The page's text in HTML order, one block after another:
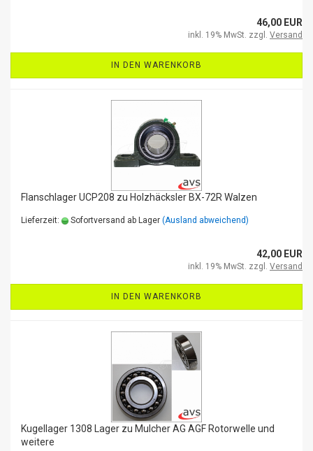
46,00 EUR
inkl. 19% MwSt. zzgl. Versand
IN DEN WARENKORB
Flanschlager UCP208 zu Holzhäcksler BX-72R Walzen
Lieferzeit: Sofortversand ab Lager (Ausland abweichend)
42,00 EUR
inkl. 19% MwSt. zzgl. Versand
IN DEN WARENKORB
Kugellager 1308 Lager zu Mulcher AG AGF Rotorwelle und
weitere